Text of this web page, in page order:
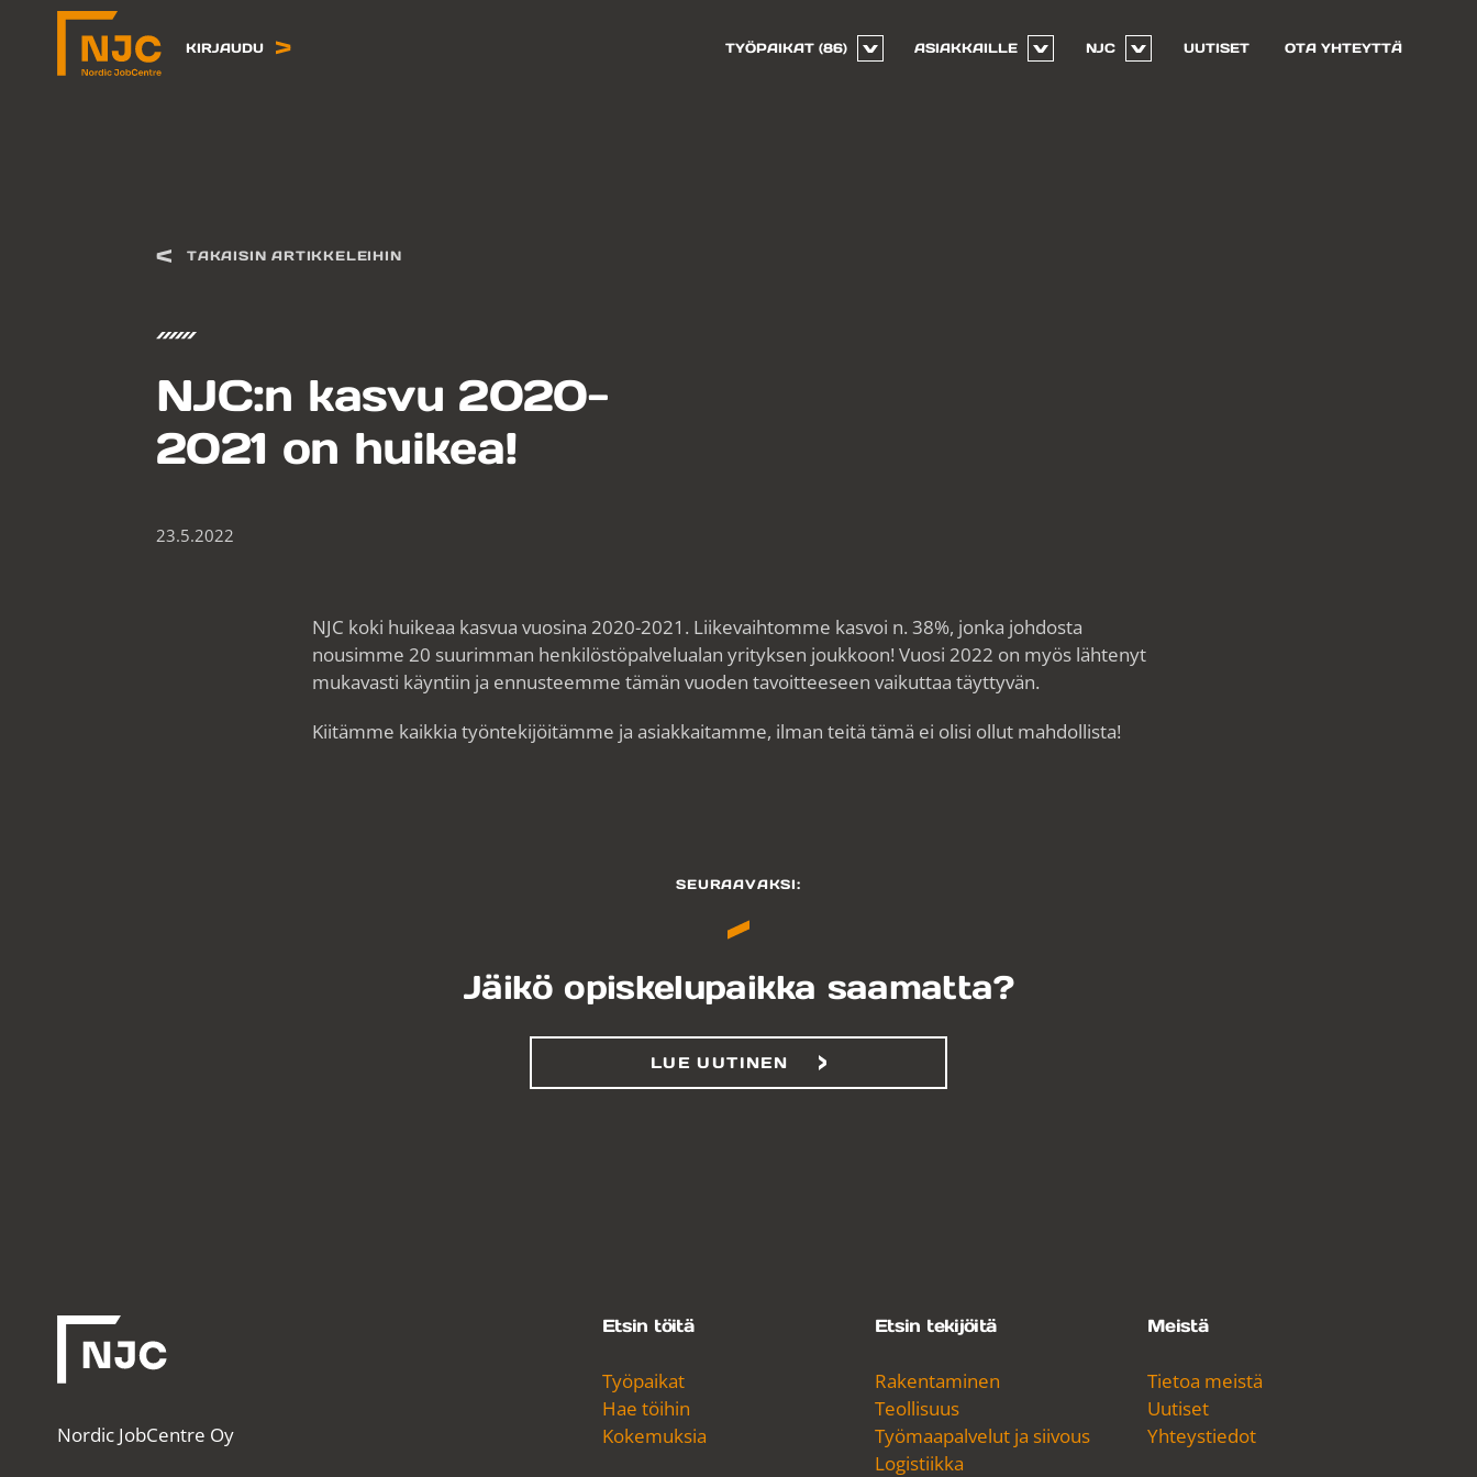
KIRJAUDU TYÖPAIKAT(86) ASIAKKAILLE NJC UUTISET OTA YHTEYTTÄ
TAKAISIN ARTIKKELEIHIN
NJC:n kasvu 2020-
2021 on huikea!
23.5.2022
NJC koki huikeaa kasvua vuosina 2020-2021. Liikevaihtomme kasvoi n. 38%, jonka johdosta
nousimme 20 suurimman henkilöstöpalvelualan yrityksen joukkoon! Vuosi 2022 on myös lähtenyt
mukavasti käyntiin ja ennusteemme tämän vuoden tavoitteeseen vaikuttaa täyttyvän.
Kiitämme kaikkia työntekijöitämme ja asiakkaitamme, ilman teitä tämä ei olisi ollut mahdollista!
SEURAAVAKSI:
Jäikö opiskelupaikka saamatta?
LUE UUTINEN
Nordic JobCentre Oy
Etsin töitä
Työpaikat
Hae töihin
Kokemuksia
Etsin tekijöitä
Rakentaminen
Teollisuus
Työmaapalvelut ja siivous
Logistiikka
Meistä
Tietoa meistä
Uutiset
Yhteystiedot